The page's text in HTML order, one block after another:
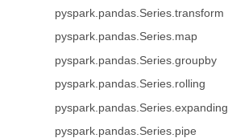
pyspark.pandas.Series.transform
pyspark.pandas.Series.map
pyspark.pandas.Series.groupby
pyspark.pandas.Series.rolling
pyspark.pandas.Series.expanding
pyspark.pandas.Series.pipe